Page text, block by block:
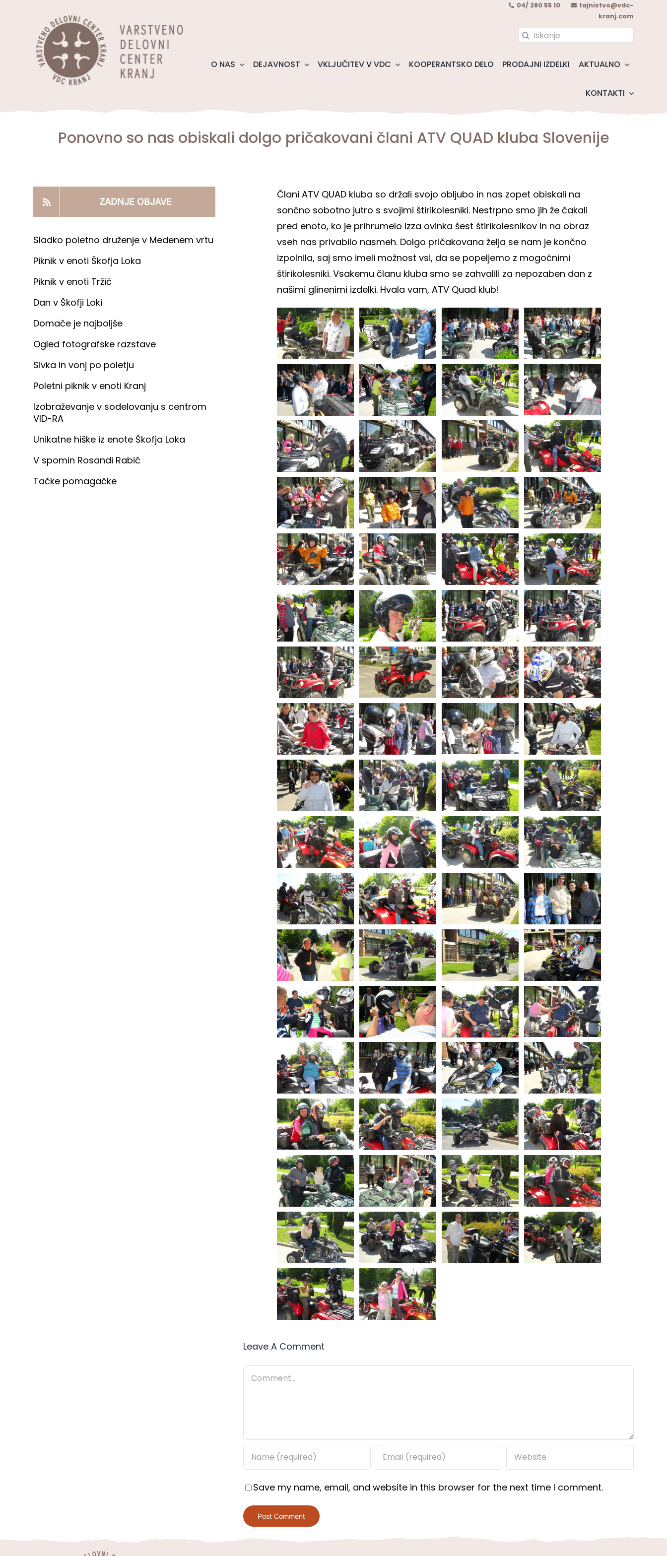
04/ 280 55 10
tajnistvo@vdc-
kranj.com
Search
O NAS DEJAVNOST VKLJUČITEV V VDC KOOPERANTSKO DELO PRODAJNI IZDELKI AKTUALNO
KONTAKTI
Ponovno so nas obiskali dolgo pričakovani člani ATV QUAD kluba Slovenije
ZADNJE OBJAVE
Sladko poletno druženje v Medenem vrtu
Piknik v enoti Škofja Loka
Piknik v enoti Tržič
Dan v Škofji Loki
Domače je najboljše
Ogled fotografske razstave
Sivka in vonj po poletju
Poletni piknik v enoti Kranj
Izobraževanje v sodelovanju s centrom
VID-RA
Unikatne hiške iz enote Škofja Loka
V spomin Rosandi Rabič
Tačke pomagačke
Člani ATV QUAD kluba so držali svojo obljubo in nas zopet obiskali na
sončno sobotno jutro s svojimi štirikolesniki. Nestrpno smo jih že čakali
pred enoto, ko je prihrumelo izza ovinka šest štirikolesnikov in na obraz
vseh nas privabilo nasmeh. Dolgo pričakovana želja se nam je končno
izpolnila, saj smo imeli možnost vsi, da se popeljemo z mogočnimi
štirikolesniki. Vsakemu članu kluba smo se zahvalili za nepozaben dan z
našimi glinenimi izdelki. Hvala vam, ATV Quad klub!
Leave A Comment
Comment
Save my name, email, and website in this browser for the next time I comment.